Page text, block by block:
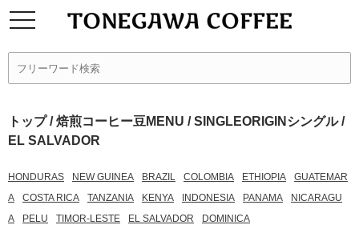
トップ/焙煎コーヒー豆MENU /SINGLEORIGINシングル/
EL SALVADOR
HONDURAS NEW GUINEA BRAZIL COLOMBIA ETHIOPIA
GUATEMAR
A
COSTA RICA TANZANIA KENYA INDONESIA PANAMA
NICARAGU
A
PELU TIMOR-LESTE EL SALVADOR DOMINICA